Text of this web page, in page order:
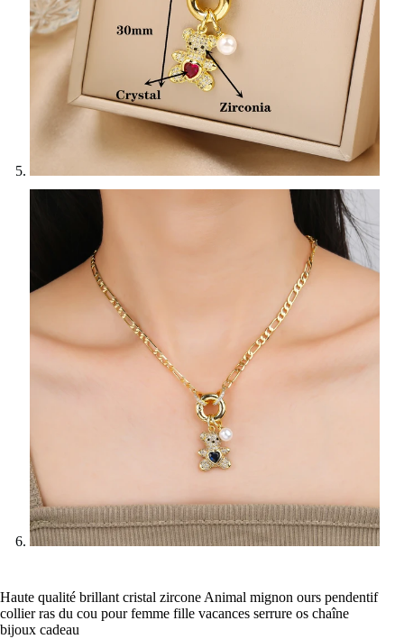
Haute qualité brillant cristal zircone Animal mignon ours pendentif
collier ras du cou pour femme fille vacances serrure os chaîne
bijoux cadeau